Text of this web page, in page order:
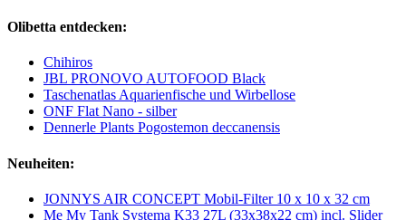
Olibetta entdecken:
Chihiros
JBL PRONOVO AUTOFOOD Black
Taschenatlas Aquarienfische und Wirbellose
ONF Flat Nano - silber
Dennerle Plants Pogostemon deccanensis
Neuheiten:
JONNYS AIR CONCEPT Mobil-Filter 10 x 10 x 32 cm
Me My Tank Systema K33 27L (33x38x22 cm) incl. Slider